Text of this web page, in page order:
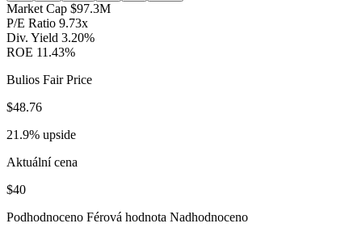
Market Cap $97.3M
P/E Ratio 9.73x
Div. Yield 3.20%
ROE 11.43%
Bulios Fair Price
$48.76
21.9% upside
Aktuální cena
$40
Podhodnoceno Férová hodnota Nadhodnoceno